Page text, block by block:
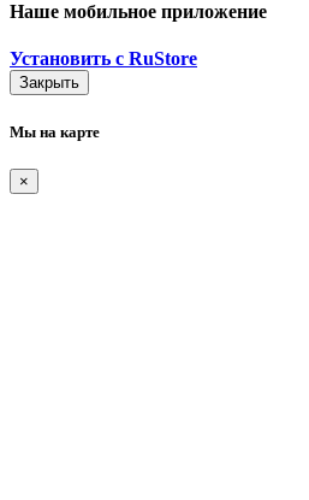
Наше мобильное приложение
Установить с RuStore
Закрыть
Мы на карте
×